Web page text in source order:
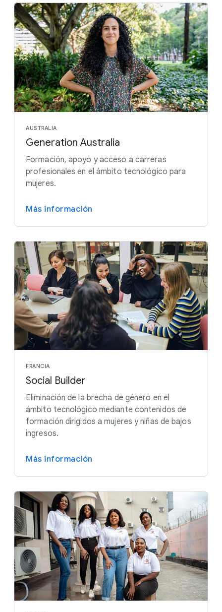
AUSTRALIA
Generation Australia
Formación, apoyo y acceso a carreras
profesionales en el ámbito tecnológico para
mujeres.
Más información
FRANCIA
Social Builder
Eliminación de la brecha de género en el
ámbito tecnológico mediante contenidos de
formación dirigidos a mujeres y niñas de bajos
ingresos.
Más información